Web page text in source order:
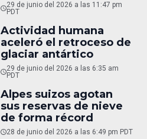
29 de junio del 2026 a las 11:47 pm
PDT
Actividad humana
aceleró el retroceso de
glaciar antártico
29 de junio del 2026 a las 6:35 am
PDT
Alpes suizos agotan
sus reservas de nieve
de forma récord
28 de junio del 2026 a las 6:49 pm PDT